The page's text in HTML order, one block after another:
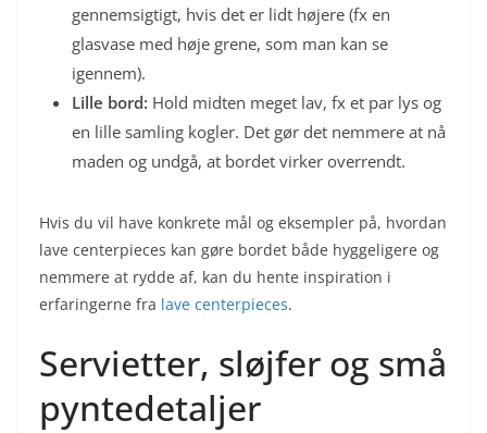
gennemsigtigt, hvis det er lidt højere (fx en
glasvase med høje grene, som man kan se
igennem).
Lille bord: Hold midten meget lav, fx et par lys og
en lille samling kogler. Det gør det nemmere at nå
maden og undgå, at bordet virker overrendt.
Hvis du vil have konkrete mål og eksempler på, hvordan
lave centerpieces kan gøre bordet både hyggeligere og
nemmere at rydde af, kan du hente inspiration i
erfaringerne fra lave centerpieces.
Servietter, sløjfer og små
pyntedetaljer